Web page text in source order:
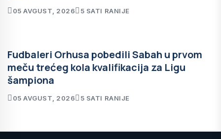
05 AVGUST, 2026 5 SATI RANIJE
Fudbaleri Orhusa pobedili Sabah u prvom
meču trećeg kola kvalifikacija za Ligu
šampiona
05 AVGUST, 2026 5 SATI RANIJE